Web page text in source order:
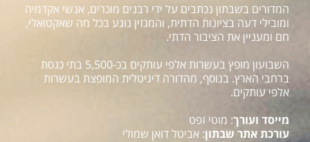
המדורים בשבתון נכתבים על ידי רבנים מוכרים, אנשי אקדמיה
ומובילי דעה בציונות הדתית, והמגזין נוגע בכל מה שאקטואלי,
חם ומעניין את הציבור הדתי.
השבועון מופץ בעשרות אלפי עותקים בכ-5,500 בתי כנסת
ברחבי הארץ. בנוסף, מהדורה דיגיטלית המופצת בעשרות
אלפי עותקים.
מייסד ועורך: מוטי זפט
עורכת אתר שבתון: אביטל דואן שמולי